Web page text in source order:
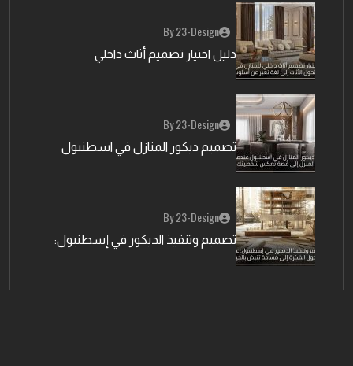
By 23-Design
دليل اختيار تصميم أثاث داخلي
By 23-Design
تصميم ديكور المنازل في اسطنبول
By 23-Design
تصميم وتنفيذ الديكور في إسطنبول: